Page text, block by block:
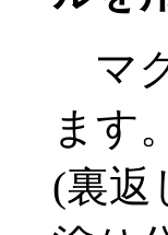
マ
ます
(裏返